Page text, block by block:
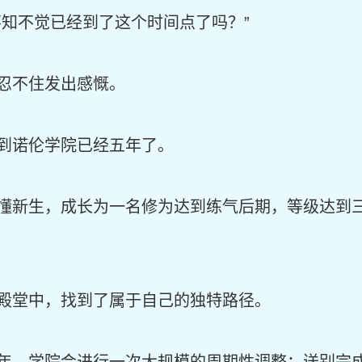
不觉已经到了这个时间点了吗？”
不住发出感慨。
诺伦学院已经五年了。
新生，成长为一名修为达到练气后期，等级达到
中，找到了属于自己的独特路径。